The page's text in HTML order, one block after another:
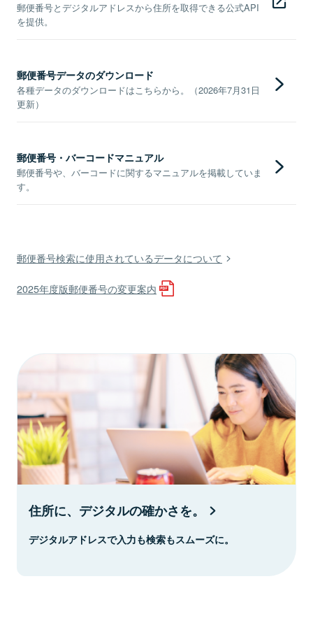
郵便番号とデジタルアドレスから住所を取得できる公式API
を提供。
郵便番号データのダウンロード
各種データのダウンロードはこちらから。（2026年7月31日
更新）
郵便番号・バーコードマニュアル
郵便番号や、バーコードに関するマニュアルを掲載していま
す。
郵便番号検索に使用されているデータについて
2025年度版郵便番号の変更案内
住所に、デジタルの確かさを。
デジタルアドレスで入力も検索もスムーズに。